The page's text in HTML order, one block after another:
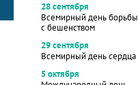
28 сентября
Всемирный день борьбы
с бешенством
29 сентября
Всемирный день сердца
5 октября